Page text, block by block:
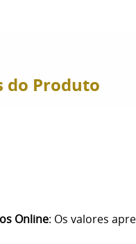
do Produto
Online: Os valores